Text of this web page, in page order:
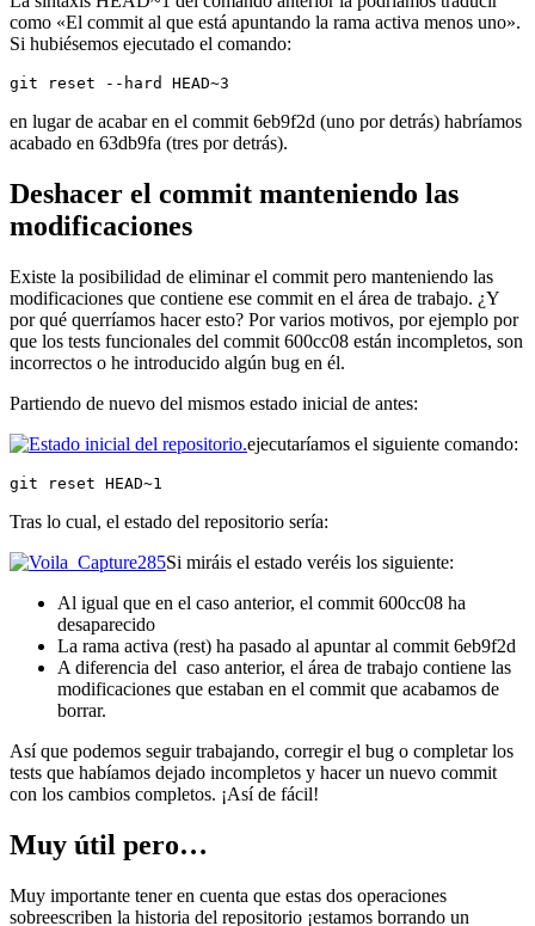
como «El commit al que está apuntando la rama activa menos uno».
Si hubiésemos ejecutado el comando:
git reset --hard HEAD~3
en lugar de acabar en el commit 6eb9f2d (uno por detrás) habríamos
acabado en 63db9fa (tres por detrás).
Deshacer el commit manteniendo las
modificaciones
Existe la posibilidad de eliminar el commit pero manteniendo las
modificaciones que contiene ese commit en el área de trabajo. ¿Y
por qué querríamos hacer esto? Por varios motivos, por ejemplo por
que los tests funcionales del commit 600cc08 están incompletos, son
incorrectos o he introducido algún bug en él.
Partiendo de nuevo del mismos estado inicial de antes:
ejecutaríamos el siguiente comando:
git reset HEAD~1
Tras lo cual, el estado del repositorio sería:
Si miráis el estado veréis los siguiente:
Al igual que en el caso anterior, el commit 600cc08 ha
desaparecido
La rama activa (rest) ha pasado al apuntar al commit 6eb9f2d
A diferencia del caso anterior, el área de trabajo contiene las
modificaciones que estaban en el commit que acabamos de
borrar.
Así que podemos seguir trabajando, corregir el bug o completar los
tests que habíamos dejado incompletos y hacer un nuevo commit
con los cambios completos. ¡Así de fácil!
Muy útil pero…
Muy importante tener en cuenta que estas dos operaciones
sobreescriben la historia del repositorio ¡estamos borrando un